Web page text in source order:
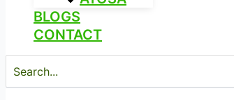
BLOGS
CONTACT
for: